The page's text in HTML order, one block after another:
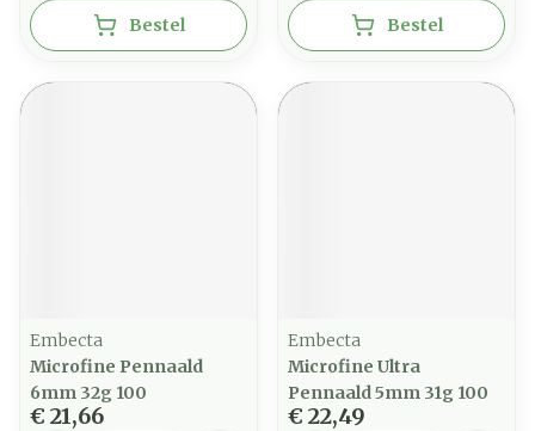
Bestel Bestel
Embecta
Microfine Pennaald
6mm 32g 100
€ 21,66
Embecta
Microfine Ultra
Pennaald 5mm 31g 100
€ 22,49